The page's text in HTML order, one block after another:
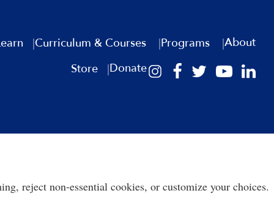
Curriculum & Courses Programs
About
Store
Donate
reject non-essential cookies, or customize your choices.